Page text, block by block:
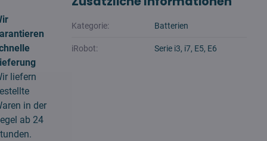
liefern
in der
ab 24
Kategorie: Batterien
iRobot: Serie i3, i7, E5, E6